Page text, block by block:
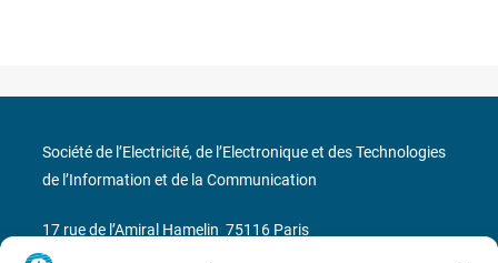
Société de l’Electricité, de l’Electronique et des Technologies
de l’Information et de la Communication
17 rue de l’Amiral Hamelin 75116 Paris